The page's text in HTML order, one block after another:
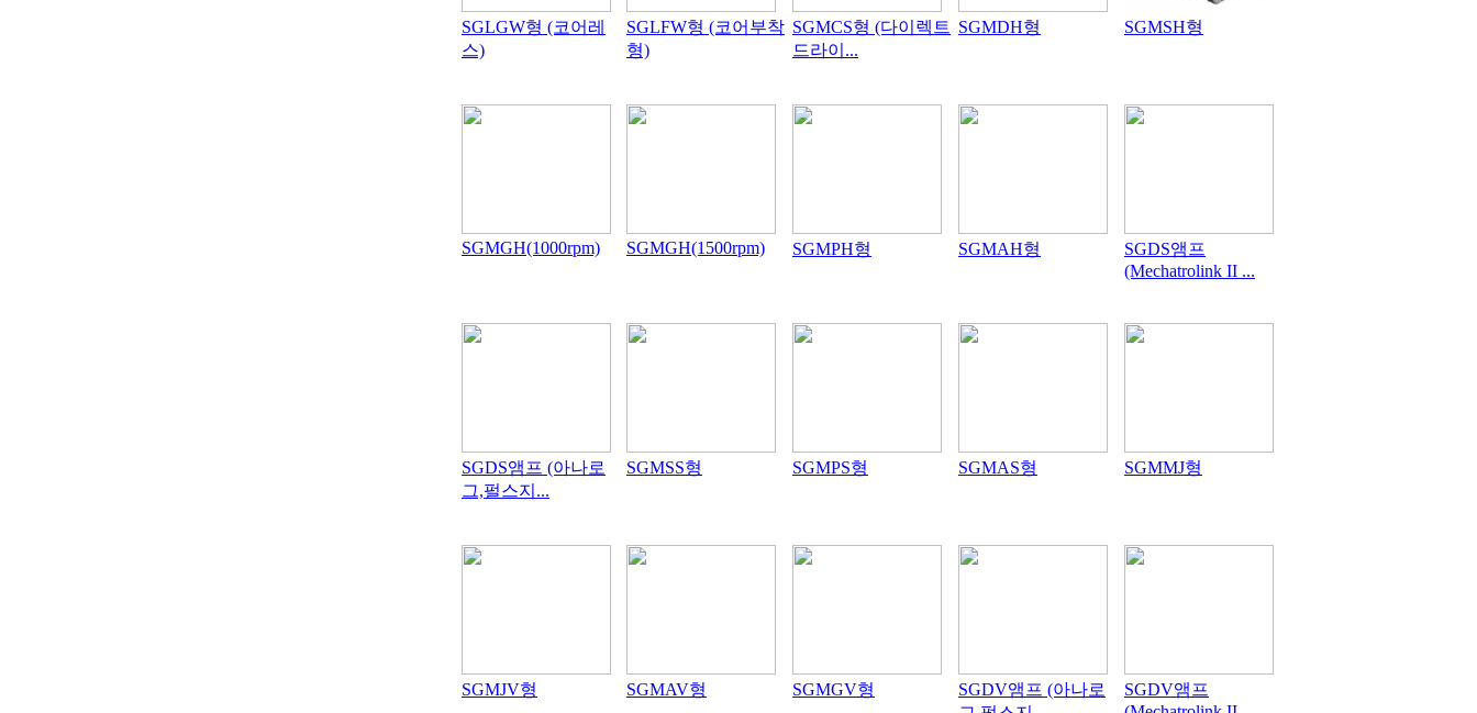
SGLGW형 (코어레
스)
SGLFW형 (코어부착
형)
SGMCS형 (다이렉트
드라이...
SGMDH형 SGMSH형
SGMGH(1000rpm) SGMGH(1500rpm) SGMPH형 SGMAH형
SGDS앰프
(Mechatrolink ΙΙ ...
SGDS앰프 (아나로
그,펄스지...
SGMSS형 SGMPS형 SGMAS형 SGMMJ형
SGMJV형 SGMAV형 SGMGV형
SGDV앰프 (아나로
SGDV앰프